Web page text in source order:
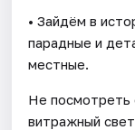
• Зайдём в
парадные и
местные.
Не посмотреть
витражный